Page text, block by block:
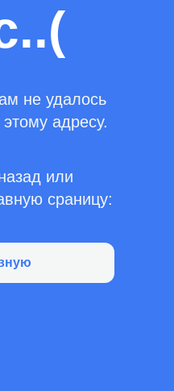
не удалось
адресу.
или
сраницу: